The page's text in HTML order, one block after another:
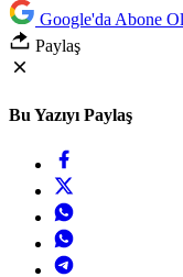
Google'da Abone Ol
Paylaş
Bu Yazıyı Paylaş